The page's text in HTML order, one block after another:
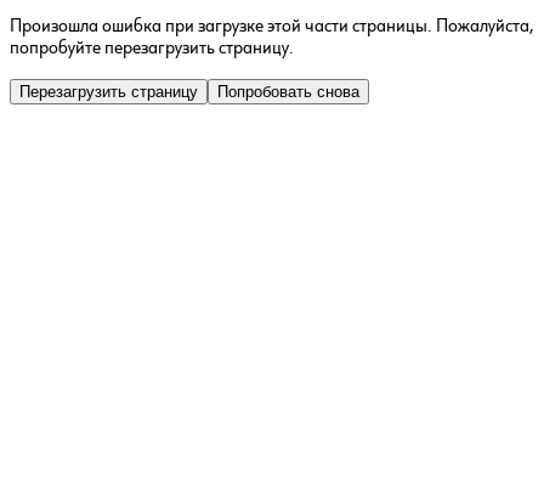
Произошла ошибка при загрузке этой части страницы. Пожалуйста,
попробуйте перезагрузить страницу.
Перезагрузить страницу Попробовать снова